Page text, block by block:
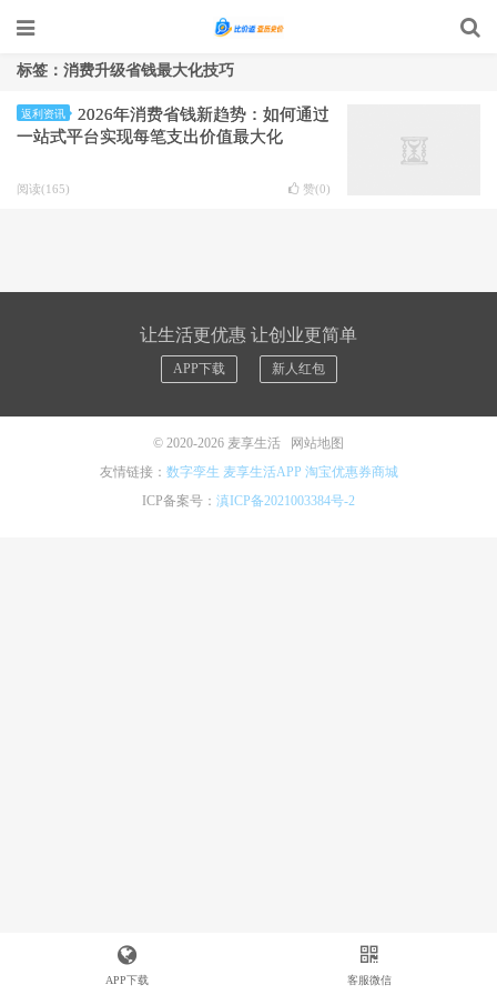
标签：消费升级省钱最大化技巧
返利资讯
2026年消费省钱新趋势：如何通过
一站式平台实现每笔支出价值最大化
阅读(165) 赞(0)
让生活更优惠 让创业更简单
APP下载 新人红包
© 2020-2026 麦享生活
网站地图
友情链接： 数字孪生 麦享生活APP 淘宝优惠券商城
ICP备案号： 滇ICP备2021003384号-2
APP下载 客服微信